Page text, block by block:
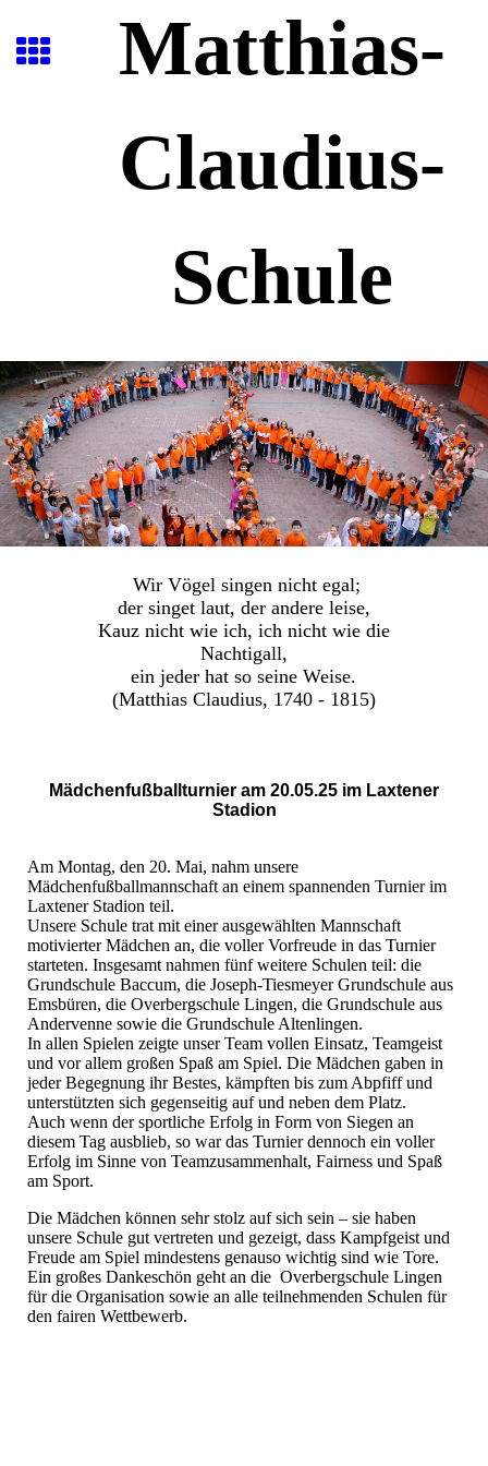
Matthias-
Claudius-
Schule
Wir Vögel singen nicht egal;
der singet laut, der andere leise,
Kauz nicht wie ich, ich nicht wie die
Nachtigall,
ein jeder hat so seine Weise.
(Matthias Claudius, 1740 - 1815)
Mädchenfußballturnier am 20.05.25 im Laxtener
Stadion
Am Montag, den 20. Mai, nahm unsere
Mädchenfußballmannschaft an einem spannenden Turnier im
Laxtener Stadion teil.
Unsere Schule trat mit einer ausgewählten Mannschaft
motivierter Mädchen an, die voller Vorfreude in das Turnier
starteten. Insgesamt nahmen fünf weitere Schulen teil: die
Grundschule Baccum, die Joseph-Tiesmeyer Grundschule aus
Emsbüren, die Overbergschule Lingen, die Grundschule aus
Andervenne sowie die Grundschule Altenlingen.
In allen Spielen zeigte unser Team vollen Einsatz, Teamgeist
und vor allem großen Spaß am Spiel. Die Mädchen gaben in
jeder Begegnung ihr Bestes, kämpften bis zum Abpfiff und
unterstützten sich gegenseitig auf und neben dem Platz.
Auch wenn der sportliche Erfolg in Form von Siegen an
diesem Tag ausblieb, so war das Turnier dennoch ein voller
Erfolg im Sinne von Teamzusammenhalt, Fairness und Spaß
am Sport.
Die Mädchen können sehr stolz auf sich sein – sie haben
unsere Schule gut vertreten und gezeigt, dass Kampfgeist und
Freude am Spiel mindestens genauso wichtig sind wie Tore.
Ein großes Dankeschön geht an die Overbergschule Lingen
für die Organisation sowie an alle teilnehmenden Schulen für
den fairen Wettbewerb.